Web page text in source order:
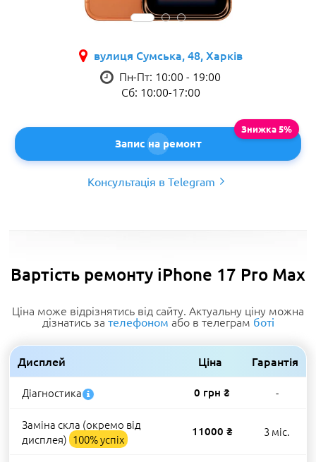
вулиця Сумська, 48, Харків
Пн-Пт: 10:00 - 19:00
Сб: 10:00-17:00
Запис на ремонт
Консультація в Telegram
Вартість ремонту iPhone 17 Pro Max
Ціна може відрізнятись від сайту. Актуальну ціну можна
дізнатись за телефоном або в телеграм боті
Дисплей Ціна Гарантія
Діагностика 0 грн ₴ -
Заміна скла (окремо від
дисплея) 100% успіх
11000 ₴ 3 міс.